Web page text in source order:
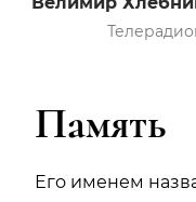
Память
Его именем